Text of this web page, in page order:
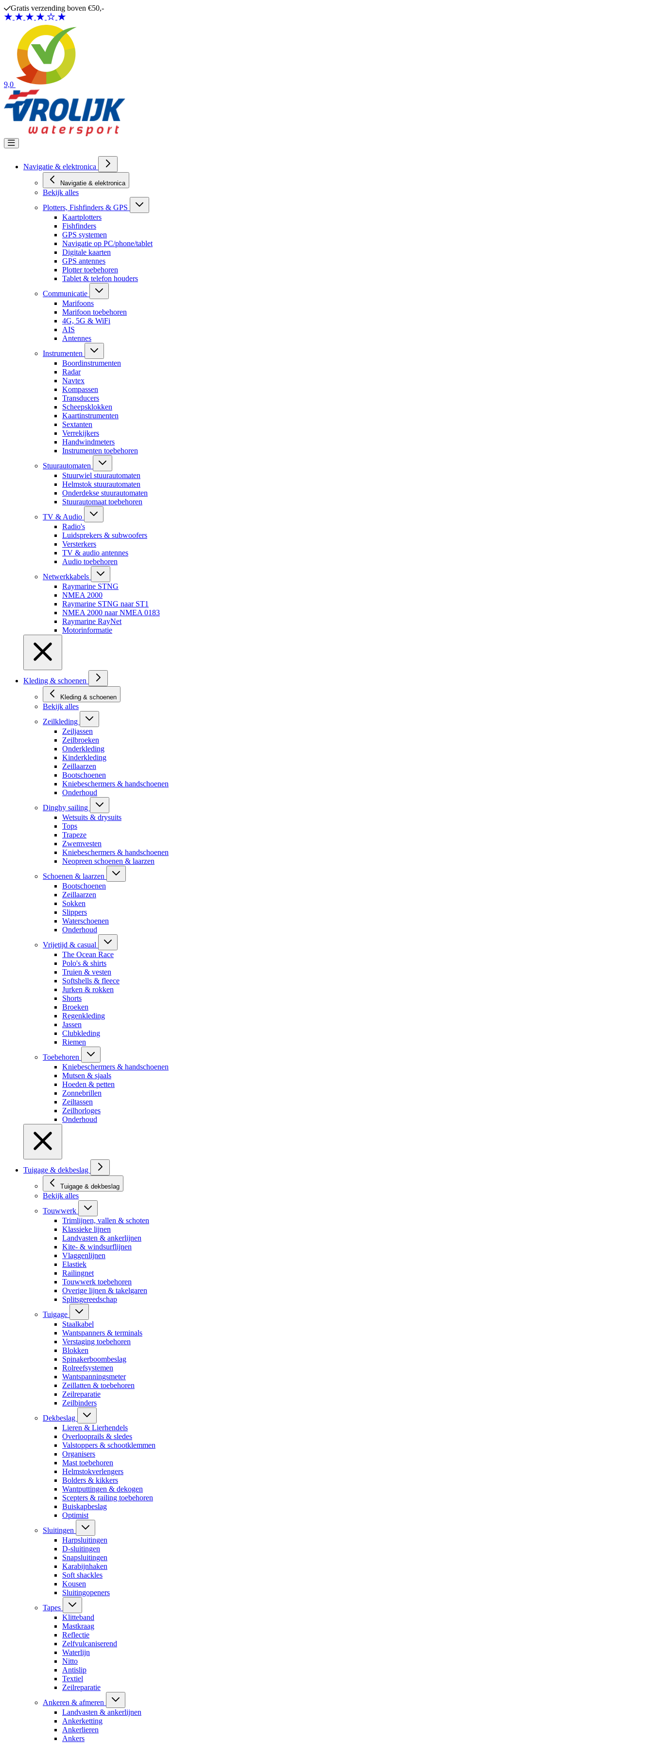
Ga naar de inhoud
Gratis verzending boven €50,-
9,0
Navigatie & elektronica
Navigatie & elektronica
Bekijk alles
Plotters, Fishfinders & GPS
Kaartplotters
Fishfinders
GPS systemen
Navigatie op PC/phone/tablet
Digitale kaarten
GPS antennes
Plotter toebehoren
Tablet & telefon houders
Communicatie
Marifoons
Marifoon toebehoren
4G, 5G & WiFi
AIS
Antennes
Instrumenten
Boordinstrumenten
Radar
Navtex
Kompassen
Transducers
Scheepsklokken
Kaartinstrumenten
Sextanten
Verrekijkers
Handwindmeters
Instrumenten toebehoren
Stuurautomaten
Stuurwiel stuurautomaten
Helmstok stuurautomaten
Onderdekse stuurautomaten
Stuurautomaat toebehoren
TV & Audio
Radio's
Luidsprekers & subwoofers
Versterkers
TV & audio antennes
Audio toebehoren
Netwerkkabels
Raymarine STNG
NMEA 2000
Raymarine STNG naar ST1
NMEA 2000 naar NMEA 0183
Raymarine RayNet
Motorinformatie
Kleding & schoenen
Kleding & schoenen
Bekijk alles
Zeilkleding
Zeiljassen
Zeilbroeken
Onderkleding
Kinderkleding
Zeillaarzen
Bootschoenen
Kniebeschermers & handschoenen
Onderhoud
Dinghy sailing
Wetsuits & drysuits
Tops
Trapeze
Zwemvesten
Kniebeschermers & handschoenen
Neopreen schoenen & laarzen
Schoenen & laarzen
Bootschoenen
Zeillaarzen
Sokken
Slippers
Waterschoenen
Onderhoud
Vrijetijd & casual
The Ocean Race
Polo's & shirts
Truien & vesten
Softshells & fleece
Jurken & rokken
Shorts
Broeken
Regenkleding
Jassen
Clubkleding
Riemen
Toebehoren
Kniebeschermers & handschoenen
Mutsen & sjaals
Hoeden & petten
Zonnebrillen
Zeiltassen
Zeilhorloges
Onderhoud
Tuigage & dekbeslag
Tuigage & dekbeslag
Bekijk alles
Touwwerk
Trimlijnen, vallen & schoten
Klassieke lijnen
Landvasten & ankerlijnen
Kite- & windsurflijnen
Vlaggenlijnen
Elastiek
Railingnet
Touwwerk toebehoren
Overige lijnen & takelgaren
Splitsgereedschap
Tuigage
Staalkabel
Wantspanners & terminals
Verstaging toebehoren
Blokken
Spinakerboombeslag
Rolreefsystemen
Wantspanningsmeter
Zeillatten & toebehoren
Zeilreparatie
Zeilbinders
Dekbeslag
Lieren & Lierhendels
Overlooprails & sledes
Valstoppers & schootklemmen
Organisers
Mast toebehoren
Helmstokverlengers
Bolders & kikkers
Wantputtingen & dekogen
Scepters & railing toebehoren
Buiskapbeslag
Optimist
Sluitingen
Harpsluitingen
D-sluitingen
Snapsluitingen
Karabijnhaken
Soft shackles
Kousen
Sluitingopeners
Tapes
Klitteband
Mastkraag
Reflectie
Zelfvulcaniserend
Waterlijn
Nitto
Antislip
Textiel
Zeilreparatie
Ankeren & afmeren
Landvasten & ankerlijnen
Ankerketting
Ankerlieren
Ankers